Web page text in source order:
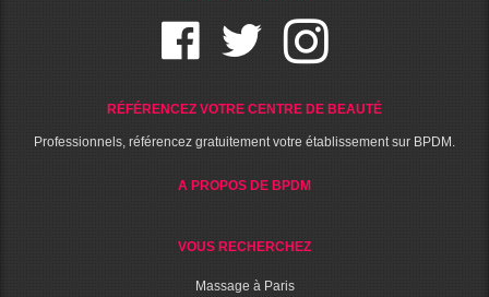
RÉFÉRENCEZ VOTRE CENTRE DE BEAUTÉ
Professionnels, référencez gratuitement votre établissement sur BPDM.
A PROPOS DE BPDM
VOUS RECHERCHEZ
Massage à Paris